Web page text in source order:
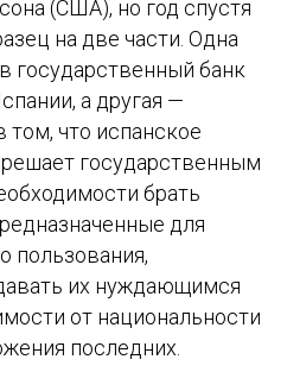
(США), но год спустя
на две части. Одна
государственный банк
а другая —
что испанское
государственным
брать
для
пользования,
их нуждающимся
от национальности
последних.